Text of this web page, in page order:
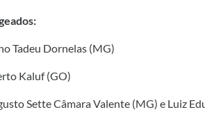
Tadeu Dornelas (MG)
Kaluf (GO)
Sette Câmara Valente (MG) e Luiz